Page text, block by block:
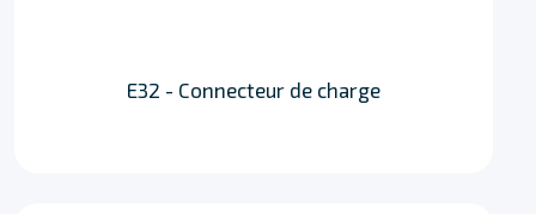
E32 - Connecteur de charge